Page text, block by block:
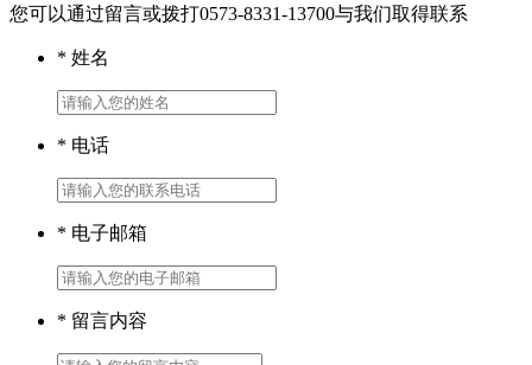
您可以通过留言或拨打0573-8331-13700与我们取得联系
* 姓名
* 电话
* 电子邮箱
* 留言内容